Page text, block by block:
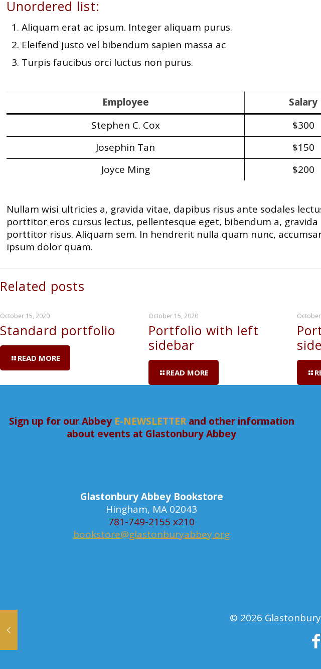
Unordered list:
Aliquam erat ac ipsum. Integer aliquam purus.
Eleifend justo vel bibendum sapien massa ac
Turpis faucibus orci luctus non purus.
Employee Salary
Stephen C. Cox
$300
Josephin Tan
$150
Joyce Ming
$200
Nullam wisi ultricies a, gravida vitae, dapibus risus ante sodales
porttitor eros cursus lectus, pellentesque eget, bibendum a,
porttitor risus. Aliquam sem. In hendrerit nulla quam nunc,
ipsum dolor quam.
Related posts
October 15, 2020
Standard portfolio
READ MORE
October 15, 2020
Portfolio with left
sidebar
READ MORE
Sign up for our Abbey E-NEWSLETTERand other information
about events at Glastonbury Abbey
Glastonbury Abbey Bookstore
Hingham, MA 02043
781-749-2155 x210
bookstore@glastonburyabbey.org
© 2026